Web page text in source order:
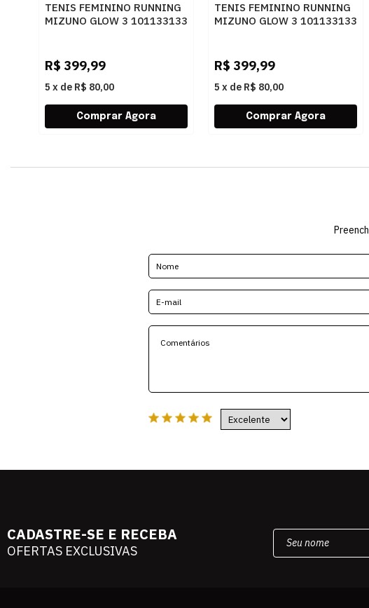
TENIS FEMININO RUNNING
MIZUNO GLOW 3 101133133
R$ 399,99
5 x de R$ 80,00
TENIS FEMININO RUNNING
MIZUNO GLOW 3 101133133
R$ 399,99
5 x de R$ 80,00
CADASTRE-SE E RECEBA
OFERTAS EXCLUSIVAS